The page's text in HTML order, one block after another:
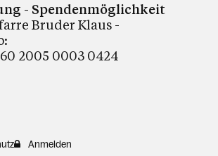
- Spendenmöglichkeit
Bruder Klaus -
2005 0003 0424
Anmelden